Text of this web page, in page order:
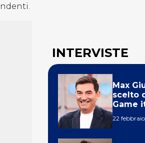
INTERVISTE
Max
scelto
Game
22